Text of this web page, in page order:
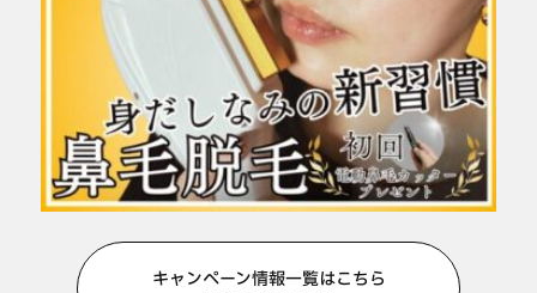
キャンペーン情報一覧はこちら